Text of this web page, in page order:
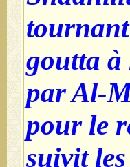
goutta à
par Al-
pour le
suivit